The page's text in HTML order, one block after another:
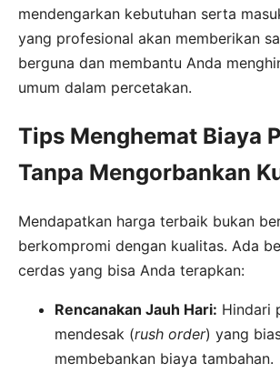
mendengarkan kebutuhan serta
yang profesional akan memberikan
berguna dan membantu Anda
umum dalam percetakan.
Tips Menghemat Biaya
Tanpa Mengorbankan
Mendapatkan harga terbaik bukan
berkompromi dengan kualitas. Ada
cerdas yang bisa Anda terapkan:
Rencanakan Jauh Hari: Hindari
mendesak (rush order) yang
membebankan biaya tambahan.